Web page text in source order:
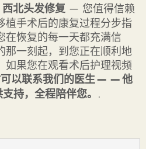
西北头发修复 — 您值得信赖
植手术后的康复过程分步指
在恢复的每一天都充满信
那一刻起，到您正在顺利地
如果您在观看术后护理视频
可以联系我们的医生——他
持，全程陪伴您。 .